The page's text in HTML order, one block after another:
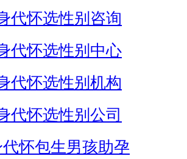
代怀选性别咨询
代怀选性别中心
代怀选性别机构
代怀选性别公司
怀包生男孩助孕